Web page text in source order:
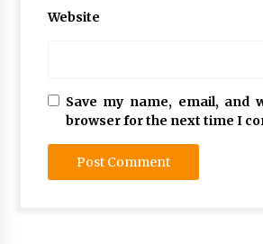
Website
Save my name, email, and
browser for the next time I